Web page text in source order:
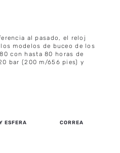
al pasado, el reloj
modelos de buceo de los
con hasta 80 horas de
bar (200 m/656 pies) y
ESFERA CORREA